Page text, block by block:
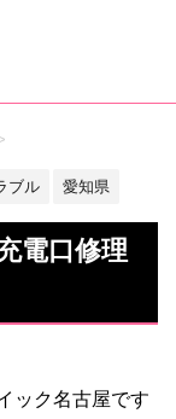
ブル 愛知県
電口修理
ック名古屋です